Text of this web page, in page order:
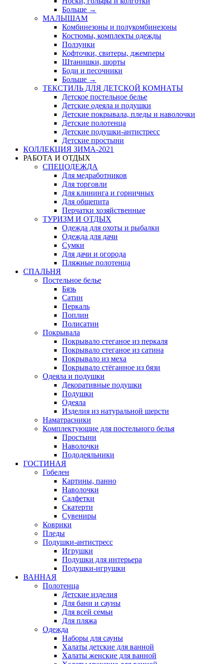
Больше →
МАЛЫШАМ
Комбинезоны и полукомбинезоны
Костюмы, комплекты одежды
Ползунки
Кофточки, свитеры, джемперы
Штанишки, шорты
Боди и песочники
Больше →
ТЕКСТИЛЬ ДЛЯ ДЕТСКОЙ КОМНАТЫ
Детское постельное белье
Детские одеяла и подушки
Детские покрывала, пледы и наволочки
Детские полотенца
Детские подушки-антистресс
Детские простыни
КОЛЛЕКЦИЯ ЗИМА-2021
РАБОТА И ОТДЫХ
СПЕЦОДЕЖДА
Для медработников
Для торговли
Для клининга и горничных
Для общепита
Перчатки хозяйственные
ТУРИЗМ И ОТДЫХ
Одежда для охоты и рыбалки
Одежда для дачи
Сумки
Для дачи и огорода
Пляжные полотенца
СПАЛЬНЯ
Постельное белье
Бязь
Сатин
Перкаль
Поплин
Полисатин
Покрывала
Покрывало стеганое из перкаля
Покрывало стеганое из сатина
Покрывало из меха
Покрывало стёганное из бязи
Одеяла и подушки
Декоративные подушки
Подушки
Одеяла
Изделия из натуральной шерсти
Наматраcники
Комплектующие для постельного белья
Простыни
Наволочки
Пододеяльники
ГОСТИНАЯ
Гобелен
Картины, панно
Наволочки
Салфетки
Скатерти
Сувениры
Коврики
Пледы
Подушки-антистресс
Игрушки
Подушки для интерьера
Подушки-игрушки
ВАННАЯ
Полотенца
Детские изделия
Для бани и сауны
Для всей семьи
Для пляжа
Одежда
Наборы для сауны
Халаты детские для ванной
Халаты женские для ванной